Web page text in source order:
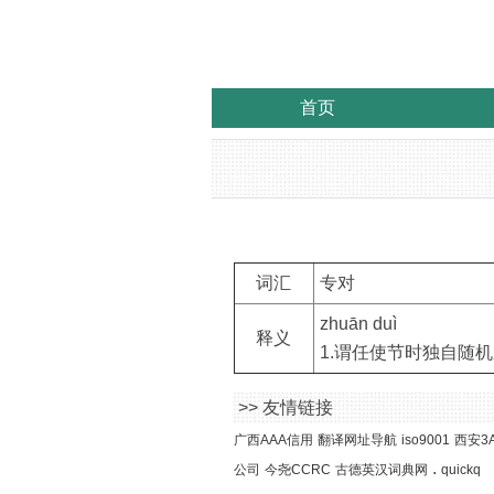
首页
词汇 专对
释义
zhuān duì
1.谓任使节时独自随
>> 友情链接
广西AAA信用 翻译网址导航 iso9001 西安
公司 今尧CCRC 古德英汉词典网 . quickq